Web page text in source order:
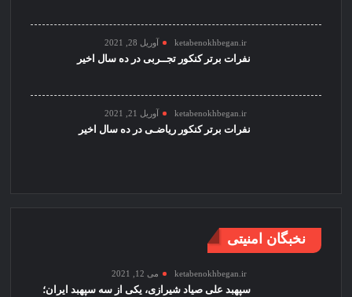
ketabenokhbegan.ir آوریل 28, 2021
نفرات برتر کنکور تجــربی در ده سال اخیر
ketabenokhbegan.ir آوریل 21, 2021
نفرات برتر کنکور ریاضـی در ده سال اخیر
نخبگان امنیتی
ketabenokhbegan.ir می 12, 2021
سپهبد علی صیاد شیرازی، یکی از سه سپهبد ایران؛